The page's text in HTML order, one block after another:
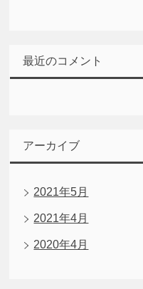
最近のコメント
アーカイブ
2021年5月
2021年4月
2020年4月